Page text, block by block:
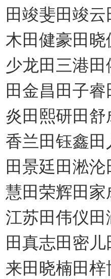
田竣斐田竣
木田健豪田
少龙田三港
田金昌田子
炎田熙研田
香兰田钰鑫
田景廷田淞
慧田荣辉田
江苏田伟仪
田真志田密
来田晓楠田